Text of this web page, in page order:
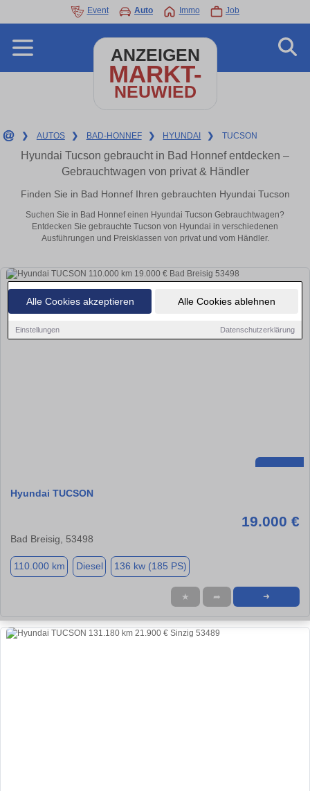
Alle Cookies akzeptieren Alle Cookies ablehnen
Einstellungen Datenschutzerklärung
Event Auto Immo Job
ANZEIGEN
MARKT-
NEUWIED
❯ AUTOS ❯ BAD-HONNEF ❯ HYUNDAI ❯ TUCSON
Hyundai Tucson gebraucht in Bad Honnef entdecken –
Gebrauchtwagen von privat & Händler
Finden Sie in Bad Honnef Ihren gebrauchten Hyundai Tucson
Suchen Sie in Bad Honnef einen Hyundai Tucson Gebrauchtwagen?
Entdecken Sie gebrauchte Tucson von Hyundai in verschiedenen
Ausführungen und Preisklassen von privat und vom Händler.
Hyundai TUCSON
19.000 €
Bad Breisig, 53498
110.000 km Diesel 136 kw (185 PS)
★ ➦ ➜